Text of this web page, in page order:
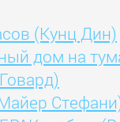
(Кунц Дин)
дом на